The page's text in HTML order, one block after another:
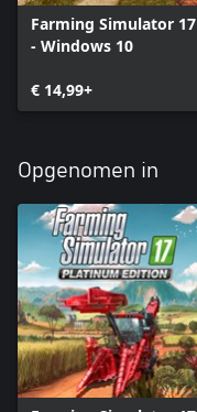
Farming Simulator 17
- Windows 10
€ 14,99+
Opgenomen in